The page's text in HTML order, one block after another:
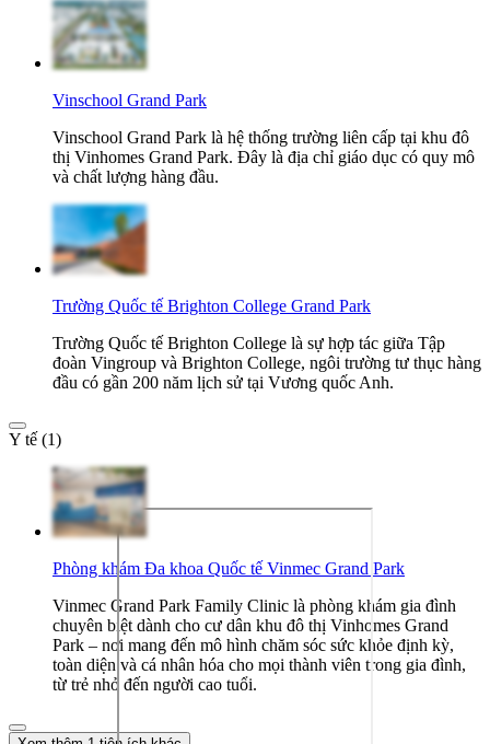
Vinschool Grand Park
Vinschool Grand Park là hệ thống trường liên cấp tại khu đô
thị Vinhomes Grand Park. Đây là địa chỉ giáo dục có quy mô
và chất lượng hàng đầu.
Trường Quốc tế Brighton College Grand Park
Trường Quốc tế Brighton College là sự hợp tác giữa Tập
đoàn Vingroup và Brighton College, ngôi trường tư thục hàng
đầu có gần 200 năm lịch sử tại Vương quốc Anh.
Y tế (1)
Phòng khám Đa khoa Quốc tế Vinmec Grand Park
Vinmec Grand Park Family Clinic là phòng khám gia đình
chuyên biệt dành cho cư dân khu đô thị Vinhomes Grand
Park – nơi mang đến mô hình chăm sóc sức khỏe định kỳ,
toàn diện và cá nhân hóa cho mọi thành viên trong gia đình,
từ trẻ nhỏ đến người cao tuổi.